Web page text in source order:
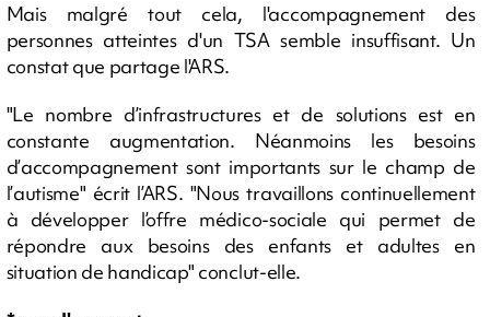
Mais malgré tout cela, l'accompagnement des
personnes atteintes d'un TSA semble insuffisant. Un
constat que partage l'ARS.
"Le nombre d’infrastructures et de solutions est en
constante augmentation. Néanmoins les besoins
d’accompagnement sont importants sur le champ de
l’autisme" écrit l’ARS. "Nous travaillons continuellement
à développer l’offre médico-sociale qui permet de
répondre aux besoins des enfants et adultes en
situation de handicap" conclut-elle.